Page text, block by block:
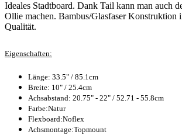
Ideales Stadtboard. Dank Tail kann man auch
Ollie machen. Bambus/Glasfaser Konstruktion
Qualität.
Eigenschaften:
Länge: 33.5" / 85.1cm
Breite: 10" / 25.4cm
Achsabstand: 20.75" - 22" / 52.71 - 55.8cm
Farbe:Natur
Flexboard:Noflex
Achsmontage:Topmount